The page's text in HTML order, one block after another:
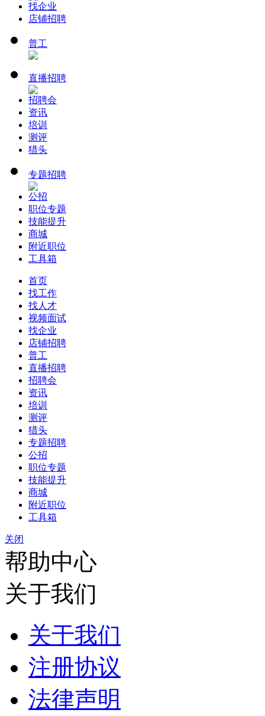
找企业
店铺招聘
普工
直播招聘
招聘会
资讯
培训
测评
猎头
专题招聘
公招
职位专题
技能提升
商城
附近职位
工具箱
首页
找工作
找人才
视频面试
找企业
店铺招聘
普工
直播招聘
招聘会
资讯
培训
测评
猎头
专题招聘
公招
职位专题
技能提升
商城
附近职位
工具箱
关闭
帮助中心
关于我们
关于我们
注册协议
法律声明